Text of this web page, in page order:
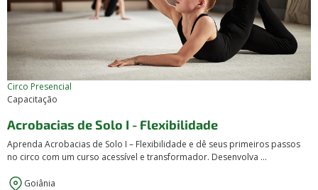
Circo Presencial
Capacitação
Acrobacias de Solo I - Flexibilidade
Aprenda Acrobacias de Solo I – Flexibilidade e dê seus primeiros passos
no circo com um curso acessível e transformador. Desenvolva ...
Goiânia